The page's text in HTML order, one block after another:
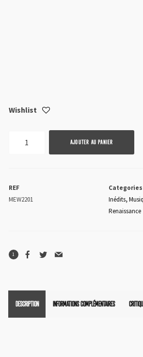
Wishlist
quantité
Sayve
AJOUTER AU PANIER
REF
MEW2201
Categories
Inédits,
Renaissance
1
DESCRIPTION INFORMATIONS COMPLÉMENTAIRES